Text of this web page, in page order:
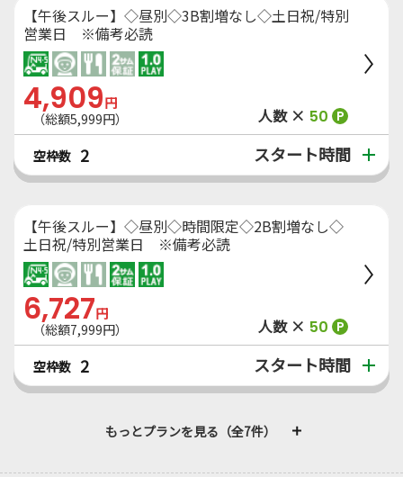
【午後スルー】◇昼別◇3B割増なし◇土日祝/特別
営業日 ※備考必読
4,909円
（総額5,999円）
人数 × 50 P
空枠数 2 スタート時間
【午後スルー】◇昼別◇時間限定◇2B割増なし◇
土日祝/特別営業日 ※備考必読
6,727円
（総額7,999円）
人数 × 50 P
空枠数 2 スタート時間
もっとプランを見る（全7件）